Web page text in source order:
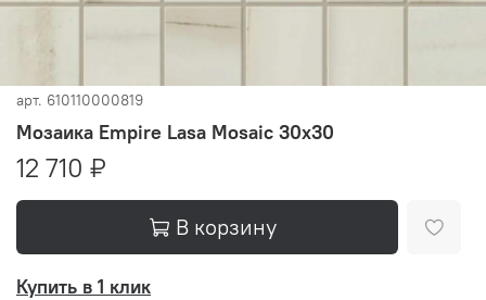
арт. 610110000819
Мозаика Empire Lasa Mosaic 30x30
12 710 ₽
В корзину
Купить в 1 клик